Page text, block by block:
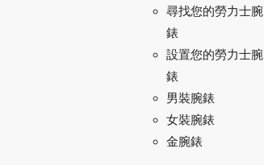
尋找您的勞力士腕
錶
設置您的勞力士腕
錶
男裝腕錶
女裝腕錶
金腕錶